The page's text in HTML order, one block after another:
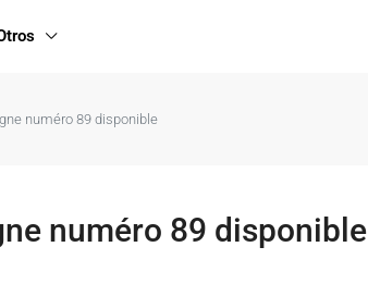
numéro 89 disponible
numéro 89 disponible